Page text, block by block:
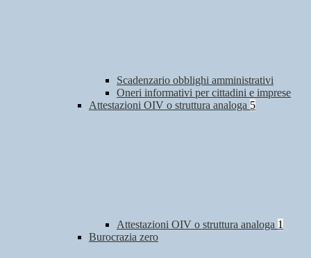
Scadenzario obblighi amministrativi
Oneri informativi per cittadini e imprese
Attestazioni OIV o struttura analoga 5
Attestazioni OIV o struttura analoga 1
Burocrazia zero